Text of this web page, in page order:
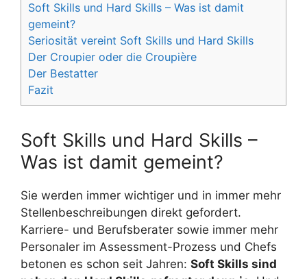
Soft Skills und Hard Skills – Was ist damit
gemeint?
Seriosität vereint Soft Skills und Hard Skills
Der Croupier oder die Croupière
Der Bestatter
Fazit
Soft Skills und Hard Skills –
Was ist damit gemeint?
Sie werden immer wichtiger und in immer mehr
Stellenbeschreibungen direkt gefordert.
Karriere- und Berufsberater sowie immer mehr
Personaler im Assessment-Prozess und Chefs
betonen es schon seit Jahren: Soft Skills sind